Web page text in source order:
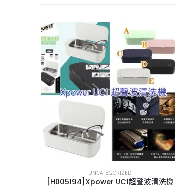
UNCATEGORIZED
[J005293]日本Miyamoto全新三文治機 連3套烤盤